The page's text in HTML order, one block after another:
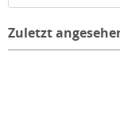
Zuletzt